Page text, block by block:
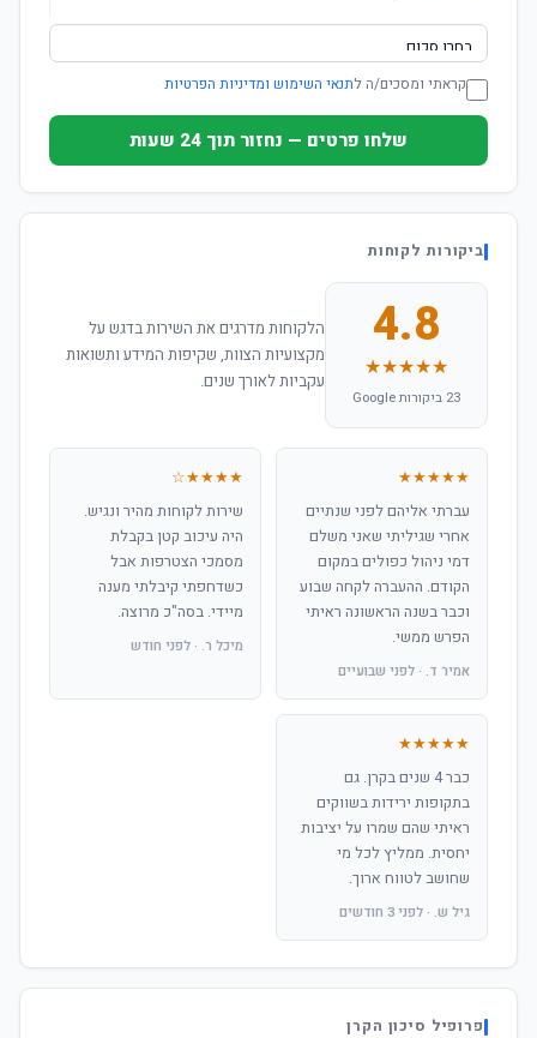
קראתי ומסכים/ה לתנאי השימוש ומדיניות הפרטיות
שלחו פרטים — נחזור תוך 24 שעות
ביקורות לקוחות
4.8
★★★★★
23 ביקורות Google
הלקוחות מדרגים את השירות בדגש על
מקצועיות הצוות, שקיפות המידע ותשואות
עקביות לאורך שנים.
★★★★★
עברתי אליהם לפני שנתיים
אחרי שגיליתי שאני משלם
דמי ניהול כפולים במקום
הקודם. ההעברה לקחה שבוע
וכבר בשנה הראשונה ראיתי
הפרש ממשי.
אמיר ד. · לפני שבועיים
★★★★☆
שירות לקוחות מהיר ונגיש.
היה עיכוב קטן בקבלת
מסמכי הצטרפות אבל
כשדחפתי קיבלתי מענה
מיידי. בסה"כ מרוצה.
מיכל ר. · לפני חודש
★★★★★
כבר 4 שנים בקרן. גם
בתקופות ירידות בשווקים
ראיתי שהם שמרו על יציבות
יחסית. ממליץ לכל מי
שחושב לטווח ארוך.
גיל ש. · לפני 3 חודשים
פרופיל סיכון הקרן